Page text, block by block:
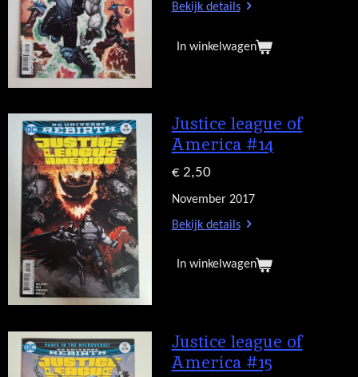
Bekijk details
In winkelwagen
Justice league of
America #14
€ 2,50
November 2017
Bekijk details
In winkelwagen
Justice league of
America #15